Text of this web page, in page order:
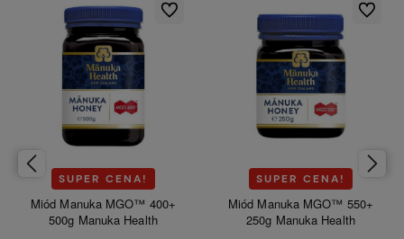
SUPER CENA!
Miód Manuka MGO™ 400+
500g Manuka Health
Do ulubionych
SUPER CENA!
Miód Manuka MGO™ 550+
250g Manuka Health
Do